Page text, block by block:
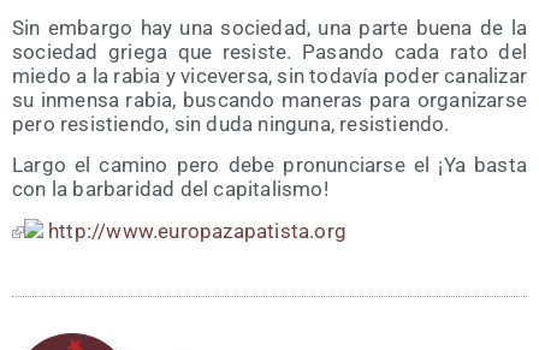
Sin embar­go hay una socie­dad, una par­te bue­na de la
socie­dad grie­ga que resis­te. Pasan­do cada rato del
mie­do a la rabia y vice­ver­sa, sin toda­vía poder cana­li­zar
su inmen­sa rabia, bus­can­do mane­ras para orga­ni­zar­se
pero resis­tien­do, sin duda nin­gu­na, resistiendo.
Lar­go el camino pero debe pro­nun­ciar­se el ¡Ya bas­ta
con la bar­ba­ri­dad del capitalismo!
http://​www​.euro​pa​za​pa​tis​ta​.org